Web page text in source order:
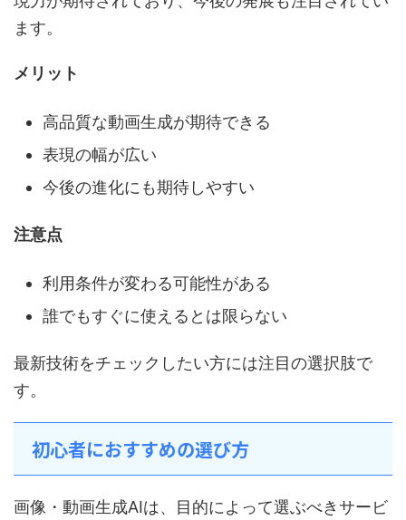
ます。
メリット
高品質な動画生成が期待できる
表現の幅が広い
今後の進化にも期待しやすい
注意点
利用条件が変わる可能性がある
誰でもすぐに使えるとは限らない
最新技術をチェックしたい方には注目の選択肢で
す。
初心者におすすめの選び方
画像・動画生成AIは、目的によって選ぶべきサービ